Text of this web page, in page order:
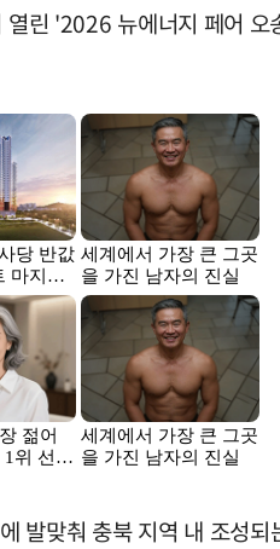
린 '2026 뉴에너지 페어
발맞춰 충북 지역 내 조성